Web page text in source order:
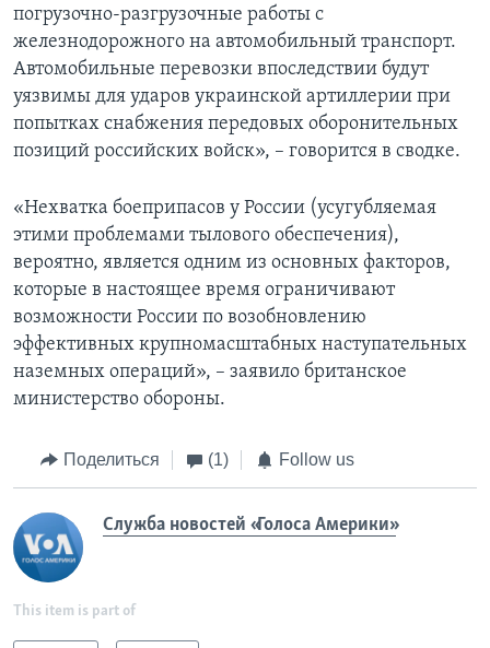
погрузочно-разгрузочные работы с
железнодорожного на автомобильный транспорт.
Автомобильные перевозки впоследствии будут
уязвимы для ударов украинской артиллерии при
попытках снабжения передовых оборонительных
позиций российских войск», – говорится в сводке.
«Нехватка боеприпасов у России (усугубляемая
этими проблемами тылового обеспечения),
вероятно, является одним из основных факторов,
которые в настоящее время ограничивают
возможности России по возобновлению
эффективных крупномасштабных наступательных
наземных операций», – заявило британское
министерство обороны.
Поделиться (1) Follow us
Служба новостей «Голоса Америки»
This item is part of